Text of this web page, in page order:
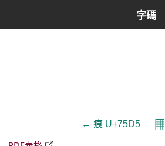
字碼
← 痕 U+75D5 𝄜